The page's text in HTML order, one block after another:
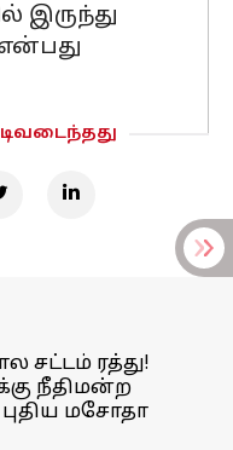
இருந்து
சட்டம் ரத்து!
நீதிமன்ற
மசோதா